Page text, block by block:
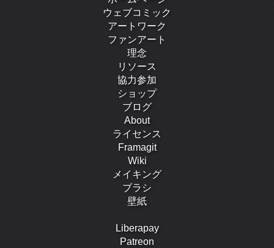
ウェブコミック
アートワーク
ファンアート
理念
リソース
協力参加
ショップ
ブログ
About
ライセンス
Framagit
Wiki
メイキング
ブラシ
壁紙
Liberapay
Patreon